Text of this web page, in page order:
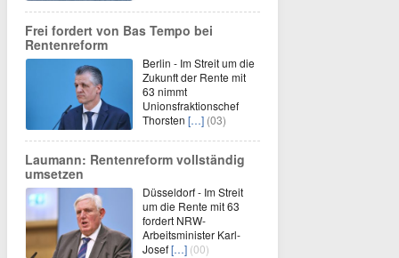
Frei fordert von Bas Tempo bei
Rentenreform
Berlin - Im Streit um die
Zukunft der Rente mit
63 nimmt
Unionsfraktionschef
Thorsten […] (03)
Laumann: Rentenreform vollständig
umsetzen
Düsseldorf - Im Streit
um die Rente mit 63
fordert NRW-
Arbeitsminister Karl-
Josef[…] (00)